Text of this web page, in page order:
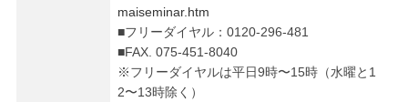
maiseminar.htm
■フリーダイヤル：0120-296-481
■FAX. 075-451-8040
※フリーダイヤルは平日9時〜15時（水曜と1
2〜13時除く）